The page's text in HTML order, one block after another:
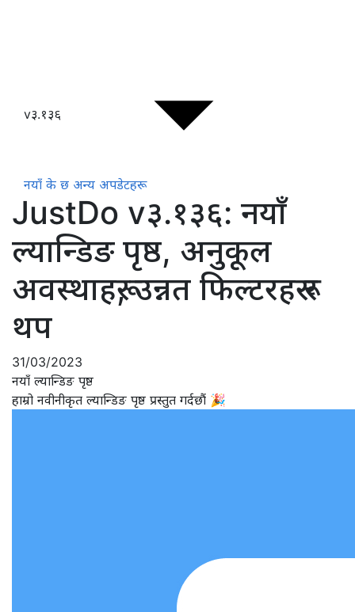
v३.१३६
नयाँ के छ अन्य अपडेटहरू
JustDo v३.१३६: नयाँ
ल्यान्डिङ पृष्ठ, अनुकूल
अवस्थाहरू, उन्नत फिल्टरहरू र
थप
31/03/2023
नयाँ ल्यान्डिङ पृष्ठ
हाम्रो नवीनीकृत ल्यान्डिङ पृष्ठ प्रस्तुत गर्दछौं 🎉